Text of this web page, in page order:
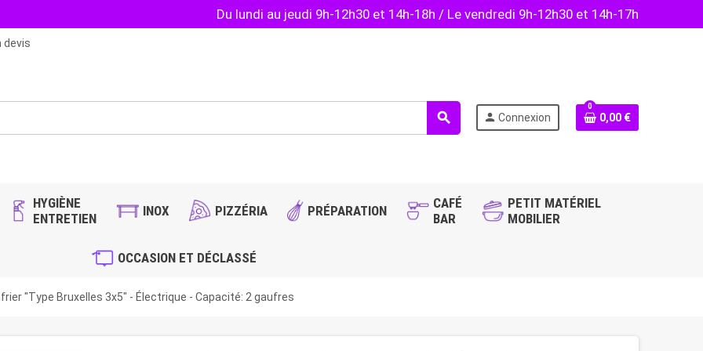
Du lundi au jeudi 9h-12h30 et 14h-18h / Le vendredi 9h-12h30 et 14h-17h
devis
search person Connexion
0
0,00 €
HYGIÈNE
ENTRETIEN
INOX PIZZÉRIA PRÉPARATION
CAFÉ
BAR
PETIT MATÉRIEL
MOBILIER
OCCASION ET DÉCLASSÉ
"Type Bruxelles 3x5" - Électrique - Capacité: 2 gaufres